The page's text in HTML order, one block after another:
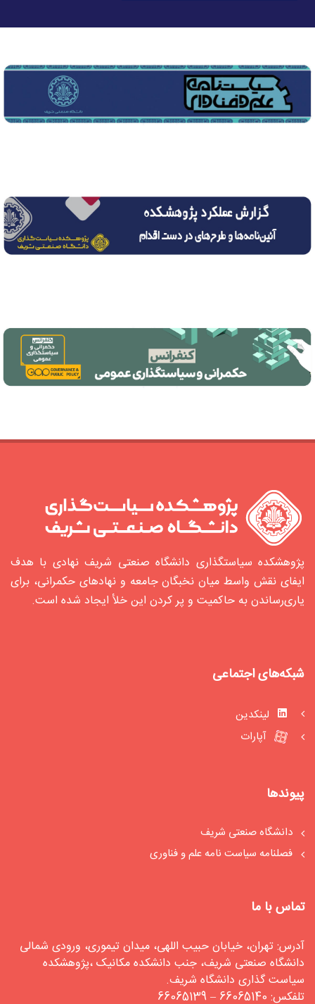
پژوهشکده سیاستگذاری دانشگاه صنعتی شریف نهادی با هدف
ایفای نقش واسط میان نخبگان جامعه و نهادهای حکمرانی، برای
یاری‌رساندن به حاکمیت و پر کردن این خلأ ایجاد شده‌ است.
شبکه‌های اجتماعی
لینکدین
آپارات
پیوندها
دانشگاه صنعتی شریف
فصلنامه سیاست‏ نامه علم و فناوری
تماس با ما
آدرس: تهران، خیابان حبیب اللهی، میدان تیموری، ورودی شمالی
دانشگاه صنعتی شریف، جنب دانشکده مکانیک ،پژوهشکده
سیاست گذاری دانشگاه شریف.
تلفکس: 66065140 – 66065139